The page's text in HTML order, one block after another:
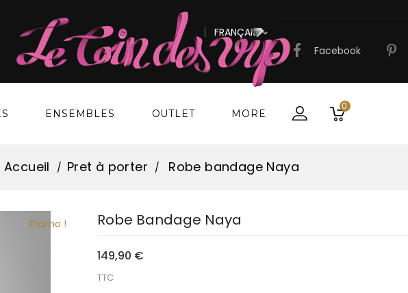
FRANÇAIS 
Facebook
ENSEMBLES OUTLET MORE
0
Accueil Pret à porter Robe bandage Naya
Promo ! Robe Bandage Naya
149,90 €
TTC